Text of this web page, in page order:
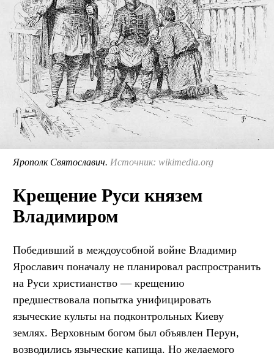
Ярополк Святославич. Источник: wikimedia.org
Крещение Руси князем
Владимиром
Победивший в междоусобной войне Владимир
Ярославич поначалу не планировал распространить
на Руси христианство — крещению
предшествовала попытка унифицировать
языческие культы на подконтрольных Киеву
землях. Верховным богом был объявлен Перун,
возводились языческие капища. Но желаемого